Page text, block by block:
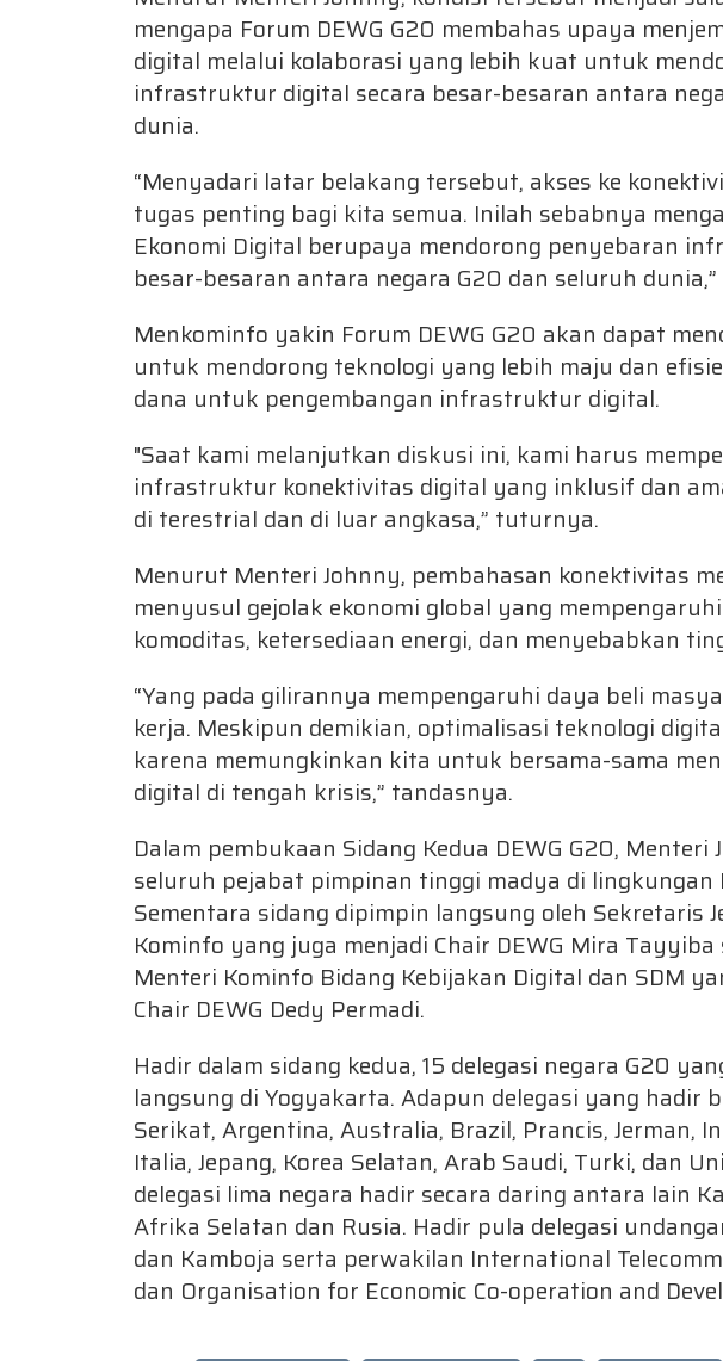
mengapa Forum DEWG G20 membahas upaya
digital melalui kolaborasi yang lebih kuat untuk
infrastruktur digital secara besar-besaran antara
dunia.
“Menyadari latar belakang tersebut, akses ke
tugas penting bagi kita semua. Inilah sebabnya
Ekonomi Digital berupaya mendorong penyebaran
besar-besaran antara negara G20 dan seluruh
Menkominfo yakin Forum DEWG G20 akan dapat
untuk mendorong teknologi yang lebih maju dan
dana untuk pengembangan infrastruktur digital.
"Saat kami melanjutkan diskusi ini, kami harus
infrastruktur konektivitas digital yang inklusif dan
di terestrial dan di luar angkasa,” tuturnya.
Menurut Menteri Johnny, pembahasan konektivitas
menyusul gejolak ekonomi global yang
komoditas, ketersediaan energi, dan menyebabkan
“Yang pada gilirannya mempengaruhi daya beli
kerja. Meskipun demikian, optimalisasi teknologi
karena memungkinkan kita untuk bersama-sama
digital di tengah krisis,” tandasnya.
Dalam pembukaan Sidang Kedua DEWG G20,
seluruh pejabat pimpinan tinggi madya di lingkungan
Sementara sidang dipimpin langsung oleh Sekretaris
Kominfo yang juga menjadi Chair DEWG Mira
Menteri Kominfo Bidang Kebijakan Digital dan SDM
Chair DEWG Dedy Permadi.
Hadir dalam sidang kedua, 15 delegasi negara G20
langsung di Yogyakarta. Adapun delegasi yang hadir
Serikat, Argentina, Australia, Brazil, Prancis, Jerman,
Italia, Jepang, Korea Selatan, Arab Saudi, Turki, dan
delegasi lima negara hadir secara daring antara lain
Afrika Selatan dan Rusia. Hadir pula delegasi
dan Kamboja serta perwakilan International
dan Organisation for Economic Co-operation and